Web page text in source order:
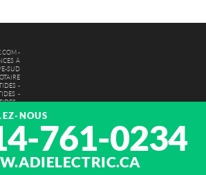
NOUS
761-0234
-
À
SUD
-
-
-